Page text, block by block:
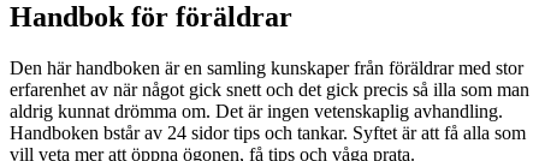
Handbok för föräldrar
Den här handboken är en samling kunskaper från föräldrar med stor
erfarenhet av när något gick snett och det gick precis så illa som man
aldrig kunnat drömma om. Det är ingen vetenskaplig avhandling.
Handboken bstår av 24 sidor tips och tankar. Syftet är att få alla som
vill veta mer att öppna ögonen, få tips och våga prata.